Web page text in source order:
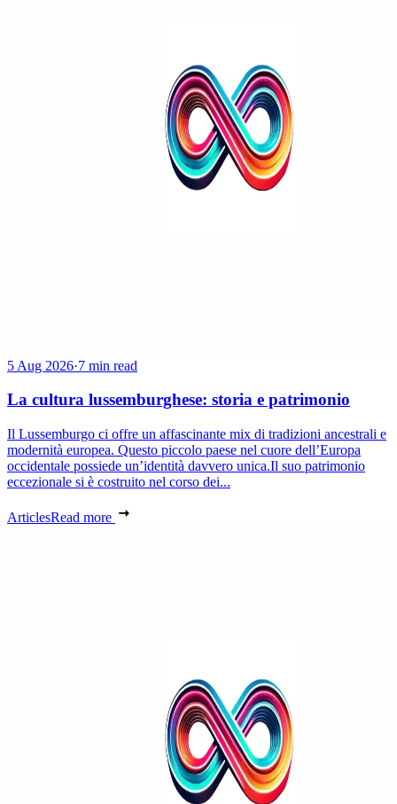
5 Aug 2026·7 min read
La cultura lussemburghese: storia e patrimonio
Il Lussemburgo ci offre un affascinante mix di tradizioni ancestrali e
modernità europea. Questo piccolo paese nel cuore dell’Europa
occidentale possiede un’identità davvero unica.Il suo patrimonio
eccezionale si è costruito nel corso dei...
ArticlesRead more